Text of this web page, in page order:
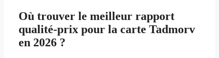
Où trouver le meilleur rapport
qualité-prix pour la carte Tadmorv
en 2026 ?